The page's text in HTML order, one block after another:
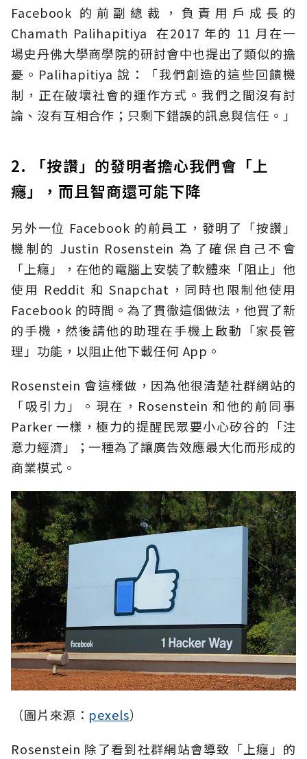
Facebook 的前副總裁，負責用戶成長的
Chamath Palihapitiya 在2017 年的 11 月在一
場史丹佛大學商學院的研討會中也提出了類似的擔
憂。Palihapitiya 說：「我們創造的這些回饋機
制，正在破壞社會的運作方式。我們之間沒有討
論、沒有互相合作；只剩下錯誤的訊息與信任。」
2. 「按讚」的發明者擔心我們會「上
癮」，而且智商還可能下降
另外一位 Facebook 的前員工，發明了「按讚」
機制的 Justin Rosenstein 為了確保自己不會
「上癮」，在他的電腦上安裝了軟體來「阻止」他
使用 Reddit 和 Snapchat，同時也限制他使用
Facebook 的時間。為了貫徹這個做法，他買了新
的手機，然後請他的助理在手機上啟動「家長管
理」功能，以阻止他下載任何 App。
Rosenstein 會這樣做，因為他很清楚社群網站的
「吸引力」。現在，Rosenstein 和他的前同事
Parker 一樣，極力的提醒民眾要小心矽谷的「注
意力經濟」；一種為了讓廣告效應最大化而形成的
商業模式。
（圖片來源： pexels）
Rosenstein 除了看到社群網站會導致「上癮」的